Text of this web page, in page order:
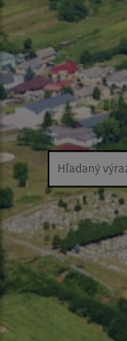
Hľadaný výraz...